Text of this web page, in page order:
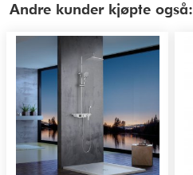
Andre kunder kjøpte også: